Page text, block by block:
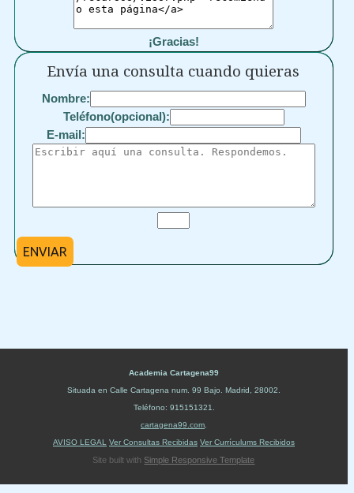
¡Gracias!
Envía una consulta cuando quieras
Nombre:
Teléfono(opcional):
E-mail:
ENVIAR
Academia Cartagena99
Situada en Calle Cartagena num. 99 Bajo Madrid 28002
Teléfono: 915151321
cartagena99.com
AVISO LEGAL
Ver Consultas Recibidas Ver Currículums Recibidos
Site built with Simple Responsive Template